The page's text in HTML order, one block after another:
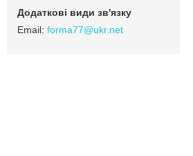
forma77@ukr.net